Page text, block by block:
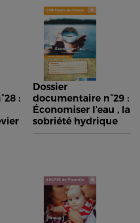
:
Dossier
documentaire n°29 :
Économiser l’eau , la
sobriété hydrique